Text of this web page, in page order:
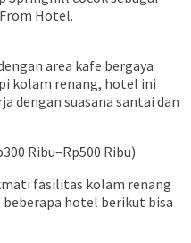
Hotel.
area kafe bergaya
kolam renang, hotel ini
dengan suasana santai dan
Ribu–Rp500 Ribu)
fasilitas kolam renang
hotel berikut bisa